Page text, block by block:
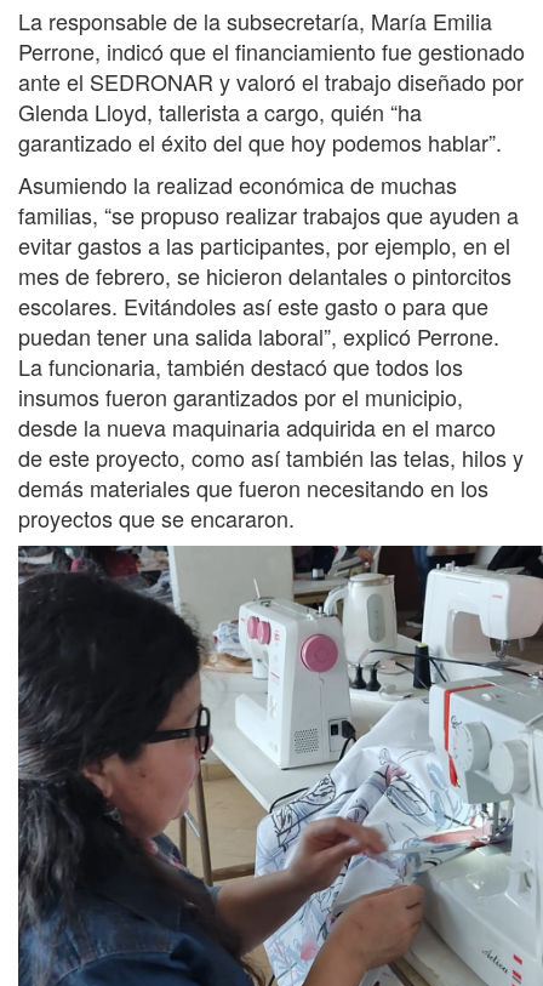
La responsable de la subsecretaría, María Emilia
Perrone, indicó que el financiamiento fue gestionado
ante el SEDRONAR y valoró el trabajo diseñado por
Glenda Lloyd, tallerista a cargo, quién “ha
garantizado el éxito del que hoy podemos hablar”.
Asumiendo la realizad económica de muchas
familias, “se propuso realizar trabajos que ayuden a
evitar gastos a las participantes, por ejemplo, en el
mes de febrero, se hicieron delantales o pintorcitos
escolares. Evitándoles así este gasto o para que
puedan tener una salida laboral”, explicó Perrone.
La funcionaria, también destacó que todos los
insumos fueron garantizados por el municipio,
desde la nueva maquinaria adquirida en el marco
de este proyecto, como así también las telas, hilos y
demás materiales que fueron necesitando en los
proyectos que se encararon.